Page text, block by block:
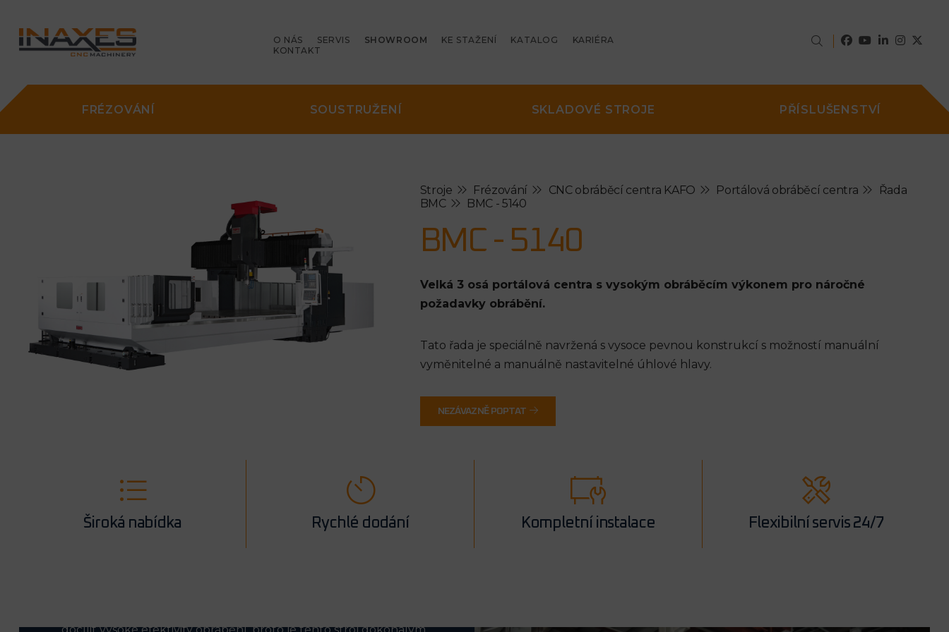
O NÁS SERVIS SHOWROOM KE STAŽENÍ KATALOG
KARIÉRA
KONTAKT
FRÉZOVÁNÍ SOUSTRUŽENÍ SKLADOVÉ STROJE PŘÍSLUŠENSTVÍ
Stroje Frézování CNC obráběcí centra KAFO Portálová obráběcí centra
Řada
BMC
BMC - 5140
BMC - 5140
Velká 3 osá portálová centra s vysokým obráběcím výkonem pro náročné
požadavky obrábění.
Tato řada je speciálně navržená s vysoce pevnou konstrukcí s možností manuální
vyměnitelné a manuálně nastavitelné úhlové hlavy.
NEZÁVAZNĚ POPTAT
Široká nabídka Rychlé dodání Kompletní instalace Flexibilní servis 24/7